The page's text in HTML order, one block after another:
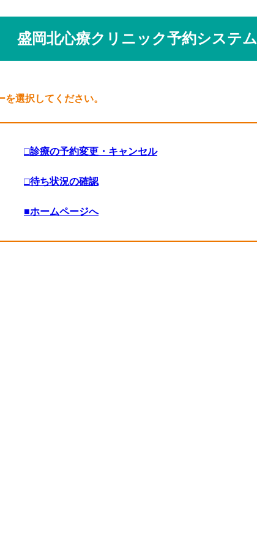
盛岡北心療クリニック予約システム
を選択してください。
□診療の予約変更・キャンセル
□待ち状況の確認
■ホームページへ